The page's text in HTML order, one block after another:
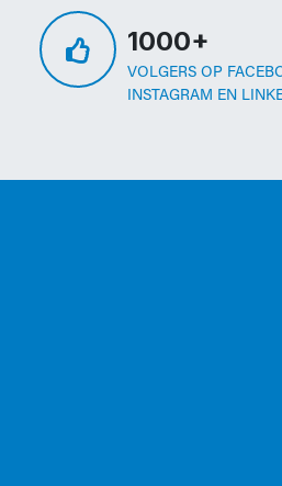
1000+
VOLGERS OP
INSTAGRAM EN